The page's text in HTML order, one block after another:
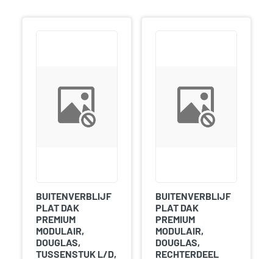
BUITENVERBLIJF
PLAT DAK
PREMIUM
MODULAIR,
DOUGLAS,
TUSSENSTUK L/D,
BUITENVERBLIJF
PLAT DAK
PREMIUM
MODULAIR,
DOUGLAS,
RECHTERDEEL